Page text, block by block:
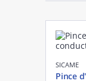
SICAME
Pince